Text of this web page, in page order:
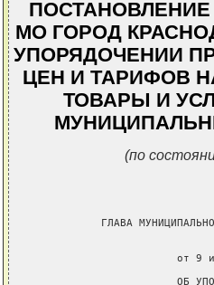
МО ГОРОД
УПОРЯДОЧЕНИИ
ЦЕН И ТАРИФОВ
ТОВАРЫ И
(по